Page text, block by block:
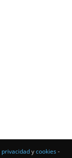
privacidadycookies -